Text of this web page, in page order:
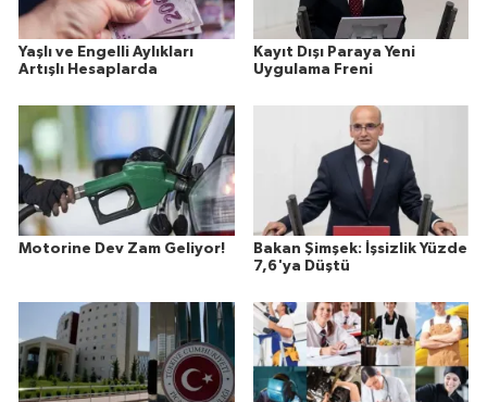
Yaşlı ve Engelli Aylıkları
Artışlı Hesaplarda
Kayıt Dışı Paraya Yeni
Uygulama Freni
Motorine Dev Zam Geliyor!
Bakan Şimşek: İşsizlik Yüzde
7,6'ya Düştü